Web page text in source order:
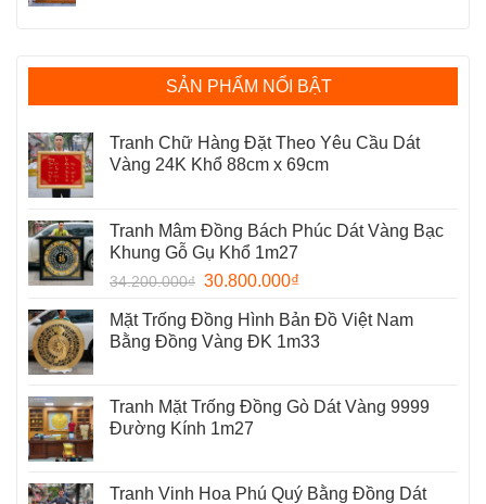
SẢN PHẨM NỔI BẬT
Tranh Chữ Hàng Đặt Theo Yêu Cầu Dát
Vàng 24K Khổ 88cm x 69cm
Tranh Mâm Đồng Bách Phúc Dát Vàng Bạc
Khung Gỗ Gụ Khổ 1m27
34.200.000₫ 30.800.000₫
Mặt Trống Đồng Hình Bản Đồ Việt Nam
Bằng Đồng Vàng ĐK 1m33
Tranh Mặt Trống Đồng Gò Dát Vàng 9999
Đường Kính 1m27
Tranh Vinh Hoa Phú Quý Bằng Đồng Dát